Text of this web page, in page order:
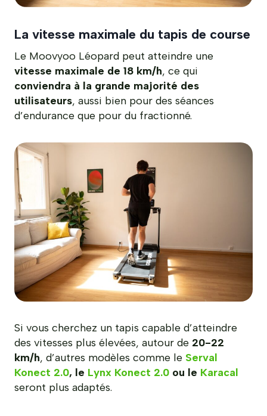
La vitesse maximale du tapis de course
Le Moovyoo Léopard peut atteindre une
vitesse maximale de 18 km/h, ce qui
conviendra à la grande majorité des
utilisateurs, aussi bien pour des séances
d’endurance que pour du fractionné.
Si vous cherchez un tapis capable d’atteindre
des vitesses plus élevées, autour de 20-22
km/h, d’autres modèles comme le Serval
Konect 2.0, le Lynx Konect 2.0 ou le Karacal
seront plus adaptés.